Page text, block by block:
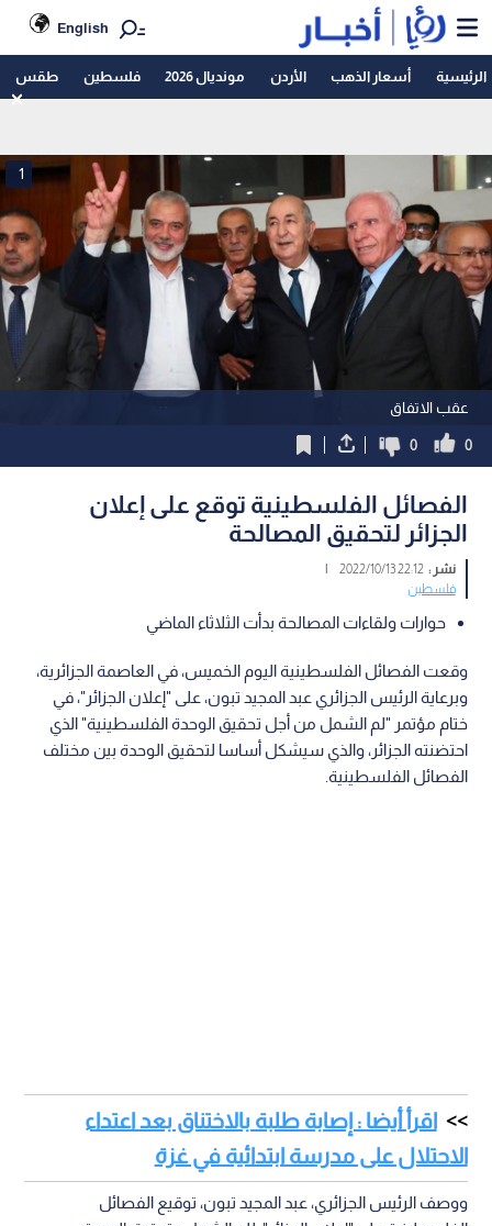
English
الرئيسية أسعار الذهب الأردن مونديال 2026 فلسطين طقس
عقب الاتفاق
1
0
0
الفصائل الفلسطينية توقع على إعلان
الجزائر لتحقيق المصالحة
نشر :22:12 2022/10/13
|
فلسطين
حوارات ولقاءات المصالحة بدأت الثلاثاء الماضي
وقعت الفصائل الفلسطينية اليوم الخميس، في العاصمة الجزائرية،
وبرعاية الرئيس الجزائري عبد المجيد تبون، على "إعلان الجزائر"، في
ختام مؤتمر "لم الشمل من أجل تحقيق الوحدة الفلسطينية" الذي
احتضنته الجزائر، والذي سيشكل أساسا لتحقيق الوحدة بين مختلف
الفصائل الفلسطينية.
اقرأ أيضا : إصابة طلبة بالاختناق بعد اعتداء
الاحتلال على مدرسة ابتدائية في غزة
ووصف الرئيس الجزائري، عبد المجيد تبون، توقيع الفصائل